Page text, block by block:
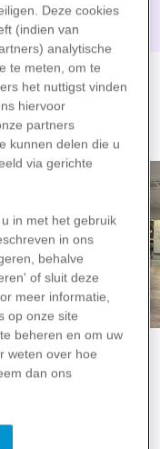
Deze cookies
(indien van
analytische
te meten, om te
het nuttigst vinden
hiervoor
partners
kunnen delen die u
via gerichte
in met het gebruik
in ons
behalve
of sluit deze
meer informatie,
op onze site
beheren en om uw
weten over hoe
dan ons